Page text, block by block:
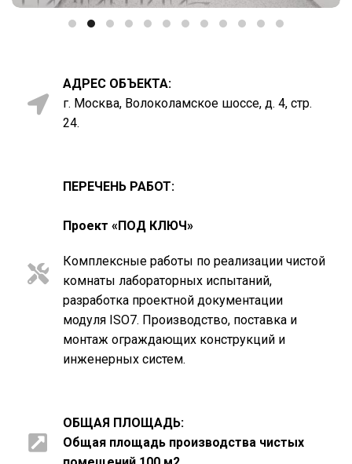
АДРЕС ОБЪЕКТА:
г. Москва, Волоколамское шоссе, д. 4, стр.
24.
ПЕРЕЧЕНЬ РАБОТ:
Проект «ПОД КЛЮЧ»
Комплексные работы по реализации чистой
комнаты лабораторных испытаний,
разработка проектной документации
модуля ISO7. Производство, поставка и
монтаж ограждающих конструкций и
инженерных систем.
ОБЩАЯ ПЛОЩАДЬ:
Общая площадь производства чистых